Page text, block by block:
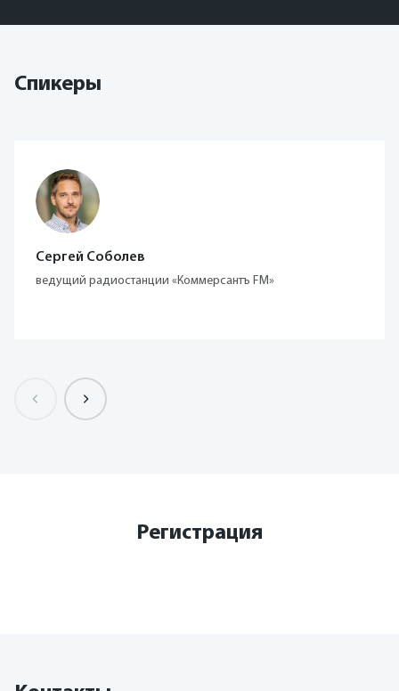
Спикеры
Сергей Соболев
ведущий радиостанции «Коммерсантъ FM»
Регистрация